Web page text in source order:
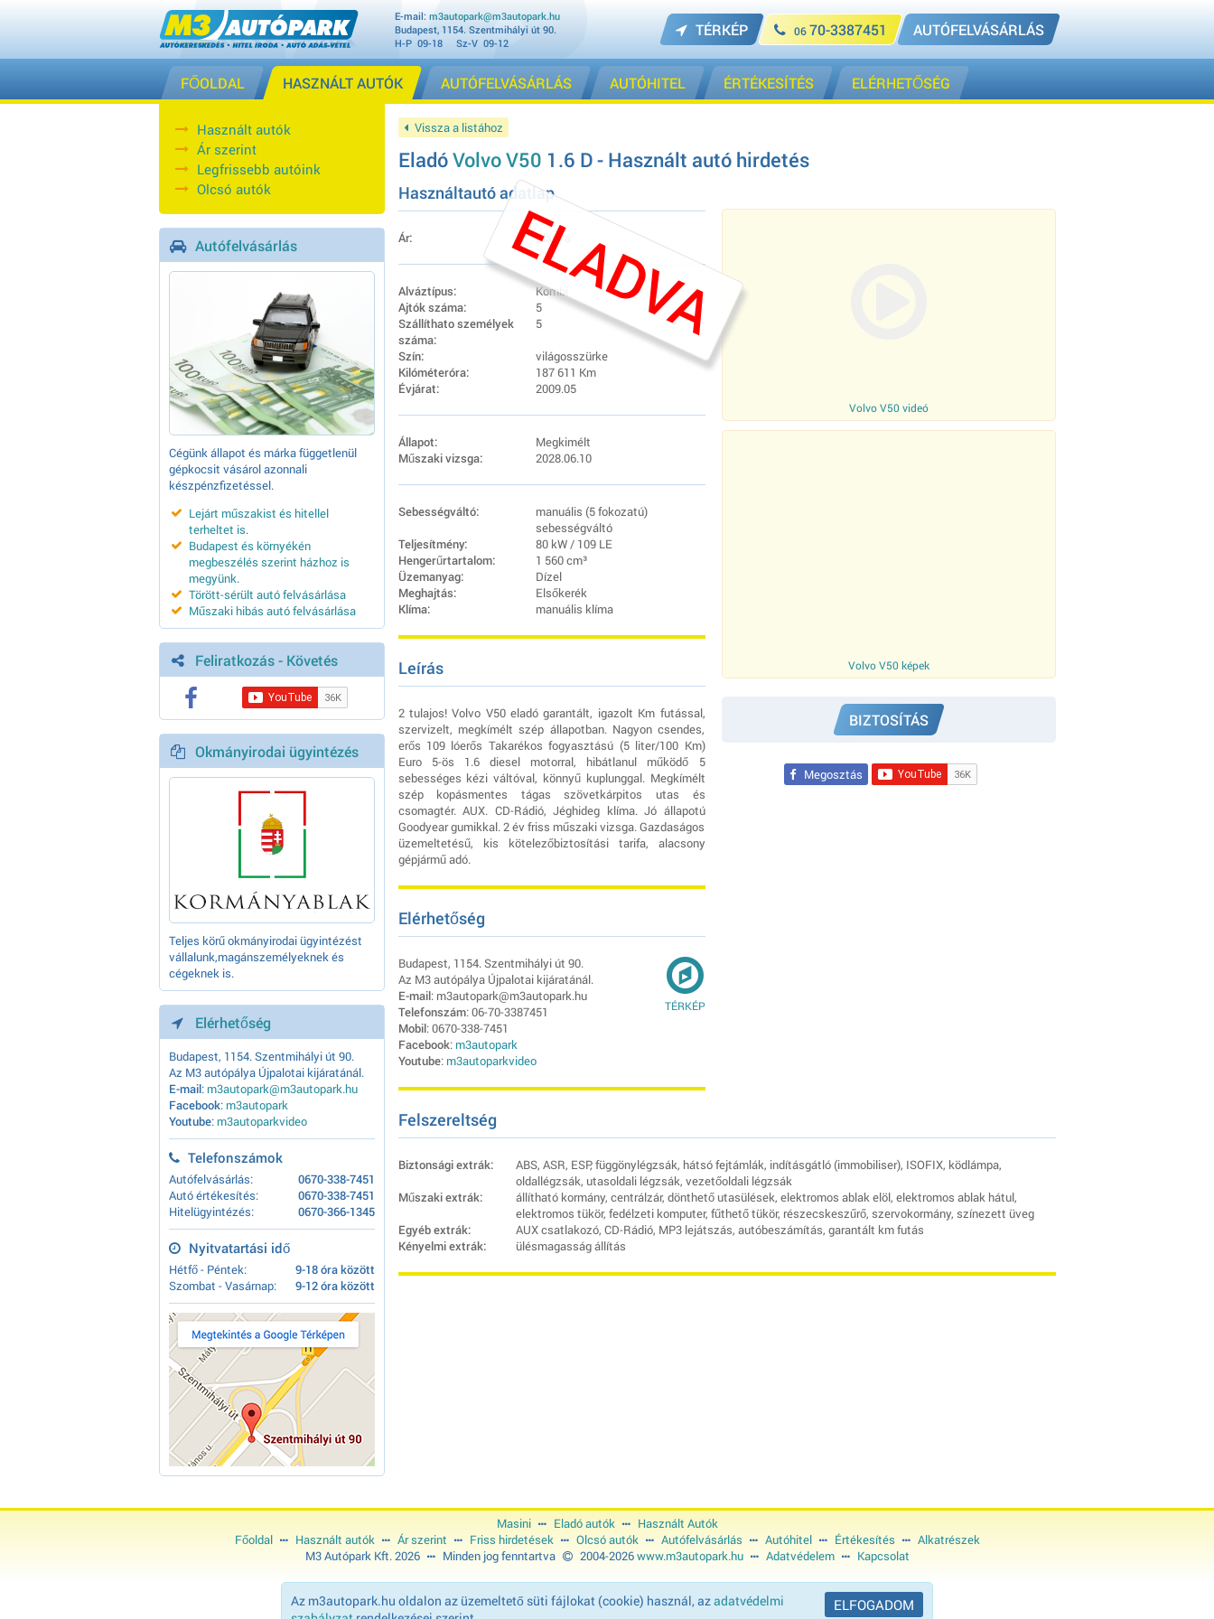
E-mail: m3autopark@m3autopark.hu
Budapest, 1154. Szentmihályi út 90.
H-P 09-18 Sz-V 09-12
TÉRKÉP 0670-3387451 AUTÓFELVÁSÁRLÁS
FŐOLDAL HASZNÁLT AUTÓK AUTÓFELVÁSÁRLÁS AUTÓHITEL ÉRTÉKESÍTÉS ELÉRHETŐSÉG
Használt autók
Ár szerint
Legfrissebb autóink
Olcsó autók
Autófelvásárlás
Cégünk állapot és márka függetlenül
gépkocsit vásárol azonnali
készpénzfizetéssel.
Lejárt műszakist és hitellel
terheltet is.
Budapest és környékén
megbeszélés szerint házhoz is
megyünk.
Törött-sérült autó felvásárlása
Műszaki hibás autó felvásárlása
Feliratkozás - Követés
Okmányirodai ügyintézés
Teljes körű okmányirodai ügyintézést
vállalunk,magánszemélyeknek és
cégeknek is.
Elérhetőség
Budapest, 1154. Szentmihályi út 90.
Az M3 autópálya Újpalotai kijáratánál.
E-mail: m3autopark@m3autopark.hu
Facebook: m3autopark
Youtube: m3autoparkvideo
Telefonszámok
Autófelvásárlás:
0670-338-7451
Autó értékesítés:
0670-338-7451
Hitelügyintézés:
0670-366-1345
Nyitvatartási idő
Hétfő - Péntek:
9-18 óra között
Szombat - Vasárnap:
9-12 óra között
Vissza a listához
EladóVolvo V50 1.6 D - Használt autó hirdetés
ELADVA
Használtautó adatlap
Ár: Eladva
Alváztípus:
Kombi
Ajtók száma:
5
Szállíthato személyek
száma:
5
Szín:
világosszürke
Kilóméteróra:
187 611 Km
Évjárat:
2009.05
Állapot:
Megkimélt
Műszaki vizsga:
2028.06.10
Sebességváltó:
manuális (5 fokozatú)
sebességváltó
Teljesítmény:
80 kW / 109 LE
Hengerűrtartalom:
1 560 cm³
Üzemanyag:
Dízel
Meghajtás:
Elsőkerék
Klíma:
manuális klíma
Leírás
2 tulajos! Volvo V50 eladó garantált, igazolt Km futással,
szervizelt, megkímélt szép állapotban. Nagyon csendes,
erős 109 lóerős Takarékos fogyasztású (5 liter/100 Km)
Euro 5-ös 1.6 diesel motorral, hibátlanul működő 5
sebességes kézi váltóval, könnyű kuplunggal. Megkímélt
szép kopásmentes tágas szövetkárpitos utas és
csomagtér. AUX. CD-Rádió, Jéghideg klíma. Jó állapotú
Goodyear gumikkal. 2 év friss műszaki vizsga. Gazdaságos
üzemeltetésű, kis kötelezőbiztosítási tarifa, alacsony
gépjármű adó.
Elérhetőség
TÉRKÉP
Budapest, 1154. Szentmihályi út 90.
Az M3 autópálya Újpalotai kijáratánál.
E-mail: m3autopark@m3autopark.hu
Telefonszám: 06-70-3387451
Mobil: 0670-338-7451
Facebook: m3autopark
Youtube: m3autoparkvideo
Volvo V50 videó
Volvo V50 képek
BIZTOSÍTÁS
Megosztás
Felszereltség
Biztonsági extrák:
ABS, ASR, ESP, függönylégzsák, hátsó fejtámlák, indításgátló (immobiliser), ISOFIX, ködlámpa,
oldallégzsák, utasoldali légzsák, vezetőoldali légzsák
Műszaki extrák:
állítható kormány, centrálzár, dönthető utasülések, elektromos ablak elöl, elektromos ablak hátul,
elektromos tükör, fedélzeti komputer, fűthető tükör, részecskeszűrő, szervokormány, színezett üveg
Egyéb extrák:
AUX csatlakozó, CD-Rádió, MP3 lejátszás, autóbeszámítás, garantált km futás
Kényelmi extrák:
ülésmagasság állítás
Masini Eladó autók
Használt Autók
Főoldal
Használt autók Ár szerint Friss hirdetések Olcsó autók Autófelvásárlás Autóhitel Értékesítés
Alkatrészek
M3 Autópark Kft. 2026
Minden jog fenntartva 2004-2026www.m3autopark.hu Adatvédelem Kapcsolat
ELFOGADOM
Az m3autopark.hu oldalon az üzemeltető süti fájlokat (cookie) használ, azadatvédelmi